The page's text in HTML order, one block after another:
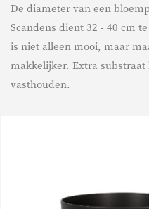
De diameter van een
Scandens dient 32 - 40 cm
is niet alleen mooi, maar
makkelijker. Extra
vasthouden.